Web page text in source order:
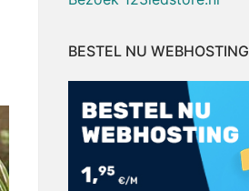
BESTEL NU WEBHOSTING